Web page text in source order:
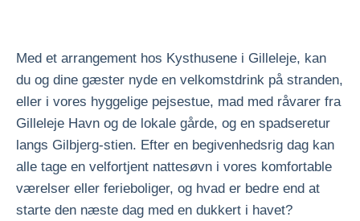
Med et arrangement hos Kysthusene i Gilleleje, kan
du og dine gæster nyde en velkomstdrink på stranden,
eller i vores hyggelige pejsestue, mad med råvarer fra
Gilleleje Havn og de lokale gårde, og en spadseretur
langs Gilbjerg-stien. Efter en begivenhedsrig dag kan
alle tage en velfortjent nattesøvn i vores komfortable
værelser eller ferieboliger, og hvad er bedre end at
starte den næste dag med en dukkert i havet?